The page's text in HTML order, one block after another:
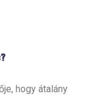
hogy átalány